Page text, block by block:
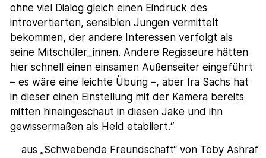
ohne viel Dialog gleich einen Eindruck des
introvertierten, sensiblen Jungen vermittelt
bekommen, der andere Interessen verfolgt als
seine Mitschüler_innen. Andere Regisseure hätten
hier schnell einen einsamen Außenseiter eingeführt
– es wäre eine leichte Übung –, aber Ira Sachs hat
in dieser einen Einstellung mit der Kamera bereits
mitten hineingeschaut in diesen Jake und ihn
gewissermaßen als Held etabliert.“
aus „Schwebende Freundschaft“ von Toby Ashraf